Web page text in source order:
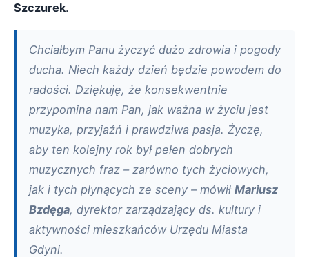
Szczurek.
Chciałbym Panu życzyć dużo zdrowia i pogody
ducha. Niech każdy dzień będzie powodem do
radości. Dziękuję, że konsekwentnie
przypomina nam Pan, jak ważna w życiu jest
muzyka, przyjaźń i prawdziwa pasja. Życzę,
aby ten kolejny rok był pełen dobrych
muzycznych fraz – zarówno tych życiowych,
jak i tych płynących ze sceny – mówił Mariusz
Bzdęga, dyrektor zarządzający ds. kultury i
aktywności mieszkańców Urzędu Miasta
Gdyni.